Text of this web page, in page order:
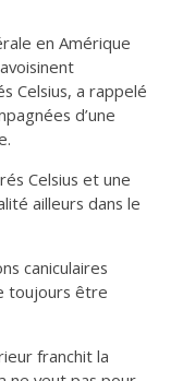
en Amérique
Celsius, a rappelé
d’une
Celsius et une
ailleurs dans le
caniculaires
toujours être
franchit la